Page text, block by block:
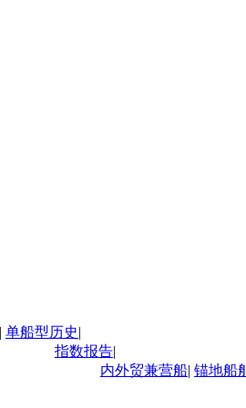
| 单船型历史|
指数报告|
内外贸兼营船| 锚地船